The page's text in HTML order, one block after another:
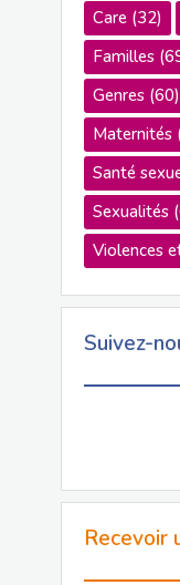
Care(32)
Familles
Genres(60)
Maternités
Santé
Sexualités
Violences
Suivez-
Recevoir